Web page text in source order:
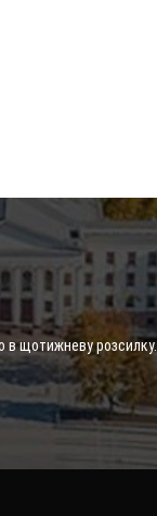
в щотижневу розсилку.